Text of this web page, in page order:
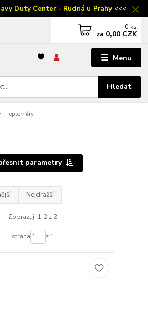
Duty Center - Rudná u Prahy <<<
Menu
Hledat
0 ks
za 0,00 CZK
Teploměry
parametry
Nejdražší
Zobrazuji 1-2 z 2
strana z 1